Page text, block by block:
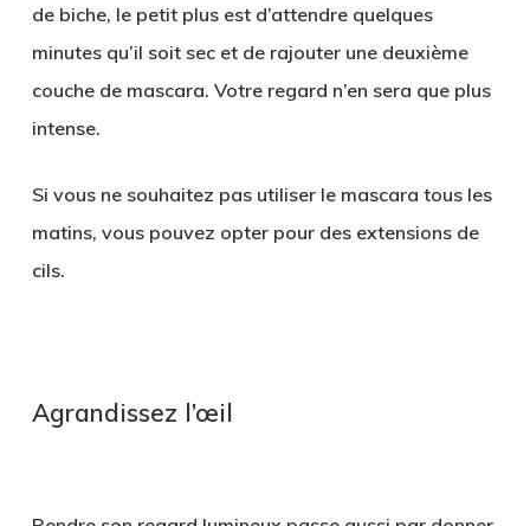
de biche, le petit plus est d’attendre quelques
minutes qu’il soit sec et de rajouter une deuxième
couche de mascara. Votre regard n’en sera que plus
intense.
Si vous ne souhaitez pas utiliser le mascara tous les
matins, vous pouvez opter pour des extensions de
cils.
Agrandissez l’œil